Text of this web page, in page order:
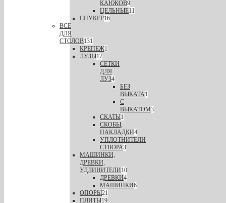
КАЮКОВ9
ЦЕЛЬНЫЕ11
СНУКЕР16
ВСЕ
ДЛЯ
СТОЛОВ131
КРЕПЕЖ1
ЛУЗЫ17
СЕТКИ
ДЛЯ
ЛУЗ4
БЕЗ
ВЫКАТА1
С
ВЫКАТОМ3
СКАТЫ1
СКОБЫ,
НАКЛАДКИ4
УПЛОТНИТЕЛИ
СТВОРА3
МАШИНКИ,
ДРЕВКИ,
УДЛИНИТЕЛИ10
ДРЕВКИ4
МАШИНКИ6
ОПОРЫ21
ПЛИТЫ19